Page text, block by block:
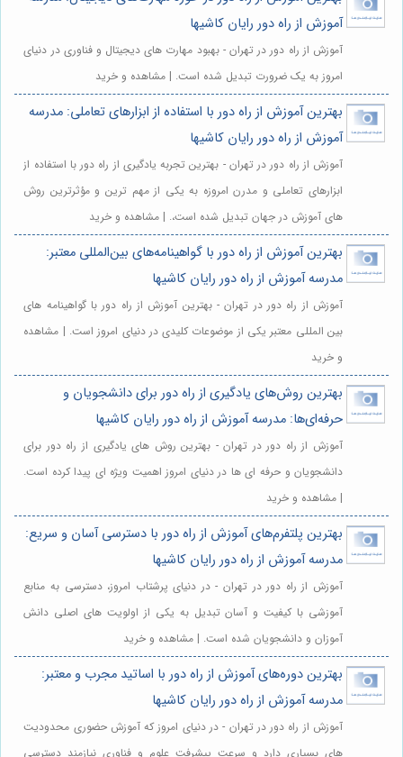
آموزش از راه دور رایان کاشیها
آموزش از راه دور در تهران - بهبود مهارت های دیجیتال و فناوری در دنیای
امروز به یک ضرورت تبدیل شده است. | مشاهده و خرید
بهترین آموزش از راه دور با استفاده از ابزارهای تعاملی: مدرسه
آموزش از راه دور رایان کاشیها
آموزش از راه دور در تهران - بهترین تجربه یادگیری از راه دور با استفاده از
ابزارهای تعاملی و مدرن امروزه به یکی از مهم ترین و مؤثرترین روش
های آموزش در جهان تبدیل شده است،. | مشاهده و خرید
بهترین آموزش از راه دور با گواهینامه‌های بین‌المللی معتبر:
مدرسه آموزش از راه دور رایان کاشیها
آموزش از راه دور در تهران - بهترین آموزش از راه دور با گواهینامه های
بین المللی معتبر یکی از موضوعات کلیدی در دنیای امروز است. | مشاهده
و خرید
بهترین روش‌های یادگیری از راه دور برای دانشجویان و
حرفه‌ای‌ها: مدرسه آموزش از راه دور رایان کاشیها
آموزش از راه دور در تهران - بهترین روش های یادگیری از راه دور برای
دانشجویان و حرفه ای ها در دنیای امروز اهمیت ویژه ای پیدا کرده است.
| مشاهده و خرید
بهترین پلتفرم‌های آموزش از راه دور با دسترسی آسان و سریع:
مدرسه آموزش از راه دور رایان کاشیها
آموزش از راه دور در تهران - در دنیای پرشتاب امروز، دسترسی به منابع
آموزشی با کیفیت و آسان تبدیل به یکی از اولویت های اصلی دانش
آموزان و دانشجویان شده است. | مشاهده و خرید
بهترین دوره‌های آموزش از راه دور با اساتید مجرب و معتبر:
مدرسه آموزش از راه دور رایان کاشیها
آموزش از راه دور در تهران - در دنیای امروز که آموزش حضوری محدودیت
های بسیاری دارد و سرعت پیشرفت علوم و فناوری نیازمند دسترسی